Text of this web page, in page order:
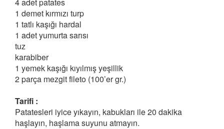
1 demet kırmızı turp
1 tatlı kaşığı hardal
1 adet yumurta sarısı
tuz
karabiber
1 yemek kaşığı kıyılmış yeşillik
2 parça mezgit fileto (100’er gr.)
Tarifi :
Patatesleri iyice yıkayın, kabukları ile 20 dakika
haşlayın, haşlama suyunu atmayın.